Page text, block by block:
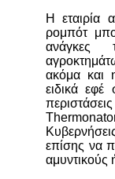
Η εταιρία
ρομπότ
ανάγκες
ακόμα και
ειδικά εφέ
επίσης να